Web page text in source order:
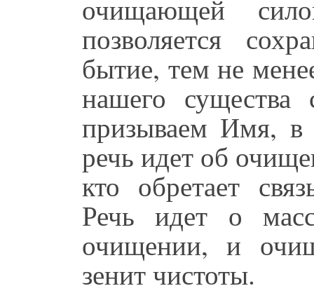
очищающей
позволяется
бытие, тем не
нашего существа
призываем Имя, в
речь идет об
кто обретает
Речь идет о
очищении, и
зенит чистоты.